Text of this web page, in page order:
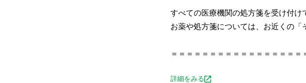
すべての医療機関の処方箋を受け付け
お薬や処方箋については、お近くの「
＝＝＝＝＝＝＝＝＝＝＝＝＝＝＝＝＝
詳細をみる